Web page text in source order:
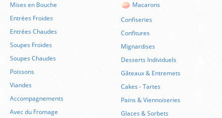
Mises en Bouche
Entrées Froides
Entrées Chaudes
Soupes Froides
Soupes Chaudes
Poissons
Viandes
Accompagnements
Avec du Fromage
Macarons
Confiseries
Confitures
Mignardises
Desserts Individuels
Gâteaux & Entremets
Cakes-Tartes
Pains & Viennoiseries
Glaces & Sorbets